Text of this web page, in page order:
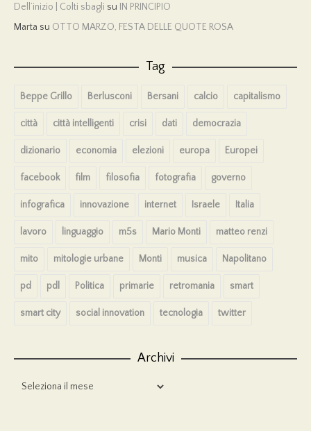
Dell’inizio | Colti sbagli su IN PRINCIPIO
Marta su OTTO MARZO, FESTA DELLE QUOTE ROSA
Tag
Beppe Grillo Berlusconi Bersani calcio capitalismo
città città intelligenti crisi dati democrazia
dizionario economia elezioni europa Europei
facebook film filosofia fotografia governo
infografica innovazione internet Israele Italia
lavoro linguaggio m5s Mario Monti matteo renzi
mito mitologie urbane Monti musica Napolitano
pd pdl Politica primarie retromania smart
smart city social innovation tecnologia twitter
Archivi
Archivi